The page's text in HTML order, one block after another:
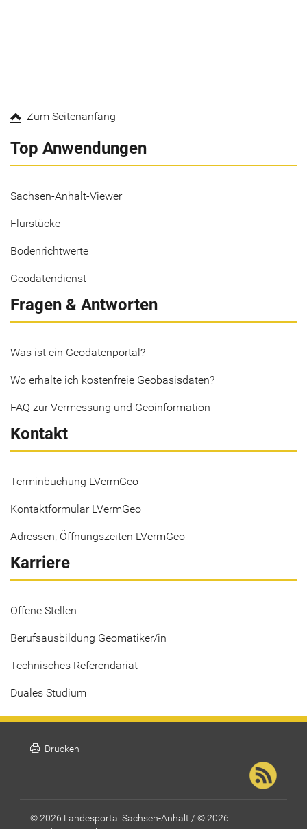
Zum Seitenanfang
Top Anwendungen
Sachsen-Anhalt-Viewer
Flurstücke
Bodenrichtwerte
Geodatendienst
Fragen & Antworten
Was ist ein Geodatenportal?
Wo erhalte ich kostenfreie Geobasisdaten?
FAQ zur Vermessung und Geoinformation
Kontakt
Terminbuchung LVermGeo
Kontaktformular LVermGeo
Adressen, Öffnungszeiten LVermGeo
Karriere
Offene Stellen
Berufsausbildung Geomatiker/in
Technisches Referendariat
Duales Studium
print Drucken
© 2026 Landesportal Sachsen-Anhalt / © 2026